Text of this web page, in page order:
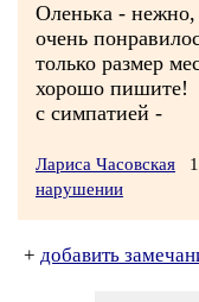
Оленька - нежно,
очень
только размер
хорошо пишите!
с симпатией -
Лариса Часовская
нарушении
+ добавить